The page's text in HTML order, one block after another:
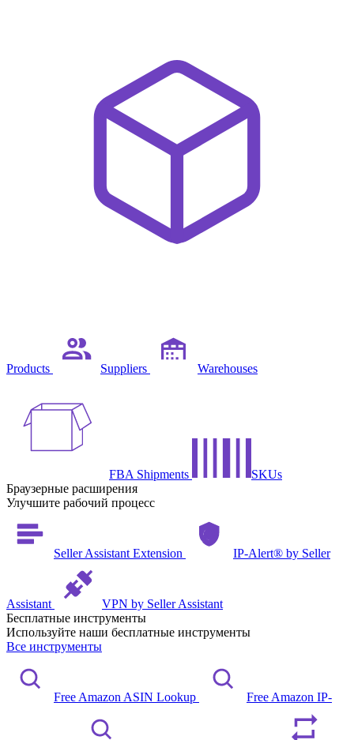
Products Suppliers Warehouses
FBA Shipments
SKUs
Браузерные расширения
Улучшите рабочий процесс
Seller Assistant Extension IP-Alert® by Seller
Assistant
VPN by Seller Assistant
Бесплатные инструменты
Используйте наши бесплатные инструменты
Все инструменты
Free Amazon ASIN Lookup Free Amazon IP-